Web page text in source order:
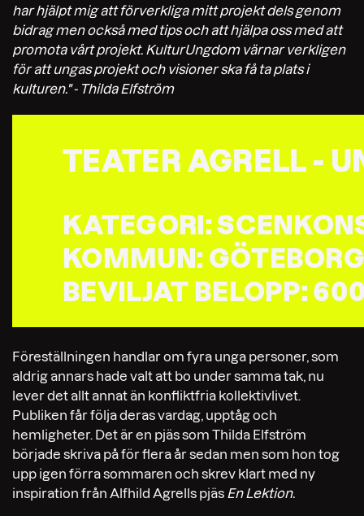
har hjälpt mig att förverkliga mitt projekt dels genom
bidrag men också med tips och att hjälpa oss med att
promota vårt projekt. KulturUngdom värnar verkligen
för att ungas projekt och visioner ska få ta plats i
kulturen." - Thilda Elfström
TEATER AGRELL -
KATEGORI:
KOMMUN:
BEVILJAT BELOPP:
Föreställningen handlar om fyra unga personer, som
aldrig annars hade valt att bo under samma tak, nu
lever det allt annat än konfliktfria kollektivlivet.
Publiken får följa deras vardag, upptåg och
hemligheter. Det är en pjäs som Thilda Elfström
började skriva på för flera år sedan men som hon tog
upp igen förra sommaren och skrev klart med ny
inspiration från Alfhild Agrells pjäs En Lektion.